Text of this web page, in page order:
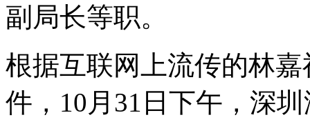
副局长等职。
根据互联网上流传的林
件，10月31日下午，深